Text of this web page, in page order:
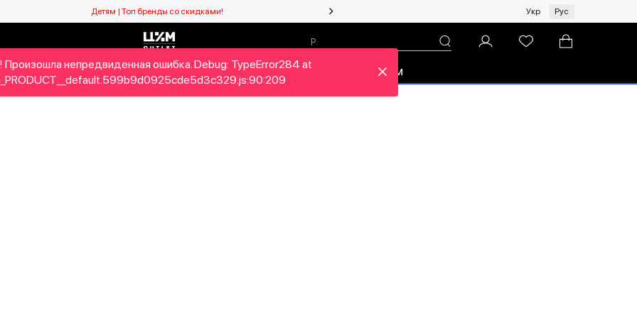
Детям | Топ бренды со скидками! Женщинам | Топ бренды со скидками!
Укр Рус
Детям Home&Gifts Бренды Новый сезон Про ЦУМ
Произошла непредвиденная ошибка. Debug: TypeError284 at